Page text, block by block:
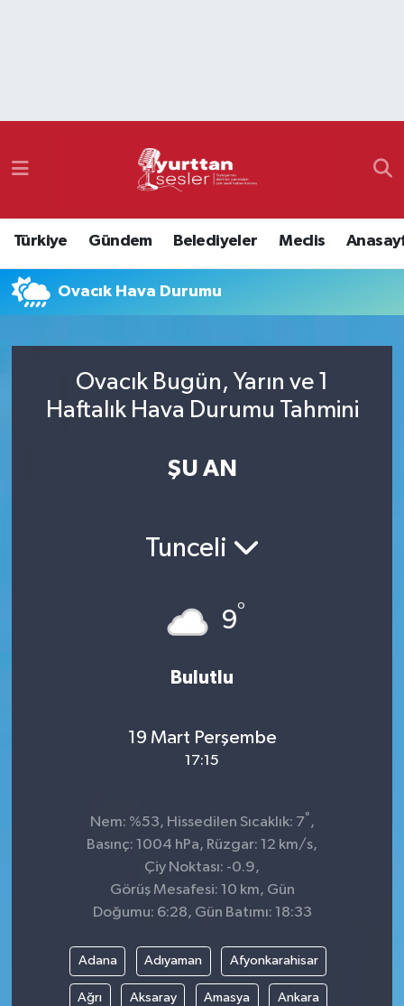
Türkiye Gündem Belediyeler Meclis
Ovacık Hava Durumu
Ovacık Bugün, Yarın ve 1
Haftalık Hava Durumu Tahmini
ŞU AN
Tunceli
9°
Bulutlu
19 Mart Perşembe
17:15
Nem: %53, Hissedilen Sıcaklık: 7° ,
Basınç: 1004 hPa, Rüzgar: 12 km/s,
Çiy Noktası: -0.9,
Görüş Mesafesi: 10 km, Gün
Doğumu: 6:28, Gün Batımı: 18:33
Adana Adıyaman Afyonkarahisar
Ağrı Aksaray Amasya Ankara
Namaz Vakitleri
Süper Lig Puan Durumu ve Fikstür
Tüm Manşetler
Son Dakika Haberleri
Haber Arşivi